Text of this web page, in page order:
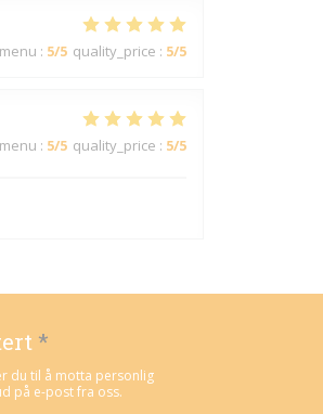
menu : 5/5 quality_price : 5/5
menu : 5/5 quality_price : 5/5
*
du til å motta personlig
på e-post fra oss.